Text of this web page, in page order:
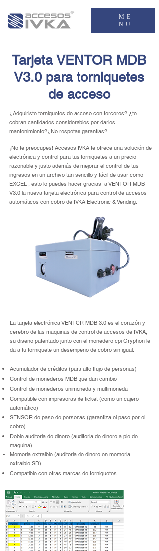
ME
NU
Tarjeta VENTOR MDB
V3.0 para torniquetes
de acceso
¿Adquiriste torniquetes de acceso con terceros? ¿te
cobran cantidades considerables por darles
mantenimiento?¿No respetan garantías?
¡No te preocupes! Accesos IVKA te ofrece una solución de
electrónica y control para tus torniquetes a un precio
razonable y justo además de mejorar el control de tus
ingresos en un archivo tan sencillo y fácil de usar como
EXCEL , esto lo puedes hacer gracias a VENTOR MDB
V3.0 la nueva tarjeta electrónica para control de accesos
automáticos con cobro de IVKA Electronic & Vending:
La tarjeta electrónica VENTOR MDB 3.0 es el corazón y
cerebro de las maquinas de control de accesos de IVKA,
su diseño patentado junto con el monedero cpi Gryphon le
da a tu torniquete un desempeño de cobro sin igual:
Acumulador de créditos (para alto flujo de personas)
Control de monederos MDB que dan cambio
Control de monederos unimoneda y multimoneda
Compatible con impresoras de ticket (como un cajero
automático)
SENSOR de paso de personas (garantiza el paso por el
cobro)
Doble auditoria de dinero (auditoria de dinero a pie de
maquina)
Memoria extraíble (auditoria de dinero en memoria
extraíble SD)
Compatible con otras marcas de torniquetes